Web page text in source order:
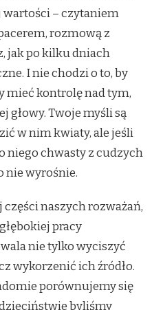
wartości – czytaniem
rozmową z
jak po kilku dniach
I nie chodzi o to, by
mieć kontrolę nad tym,
głowy. Twoje myśli są
w nim kwiaty, ale jeśli
niego chwasty z cudzych
nie wyrośnie.
naszych rozważań,
pracy
nie tylko wyciszyć
wykorzenić ich źródło.
porównujemy się
byliśmy